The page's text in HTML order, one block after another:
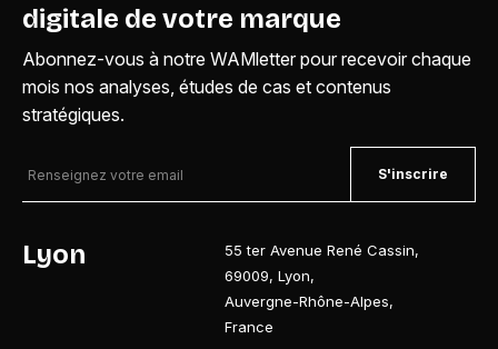
digitale de votre marque
Abonnez-vous à notre WAMletter pour recevoir chaque
mois nos analyses, études de cas et contenus
stratégiques.
S'inscrire
Lyon 55 ter Avenue René Cassin,
69009,Lyon,
Auvergne-Rhône-Alpes,
France